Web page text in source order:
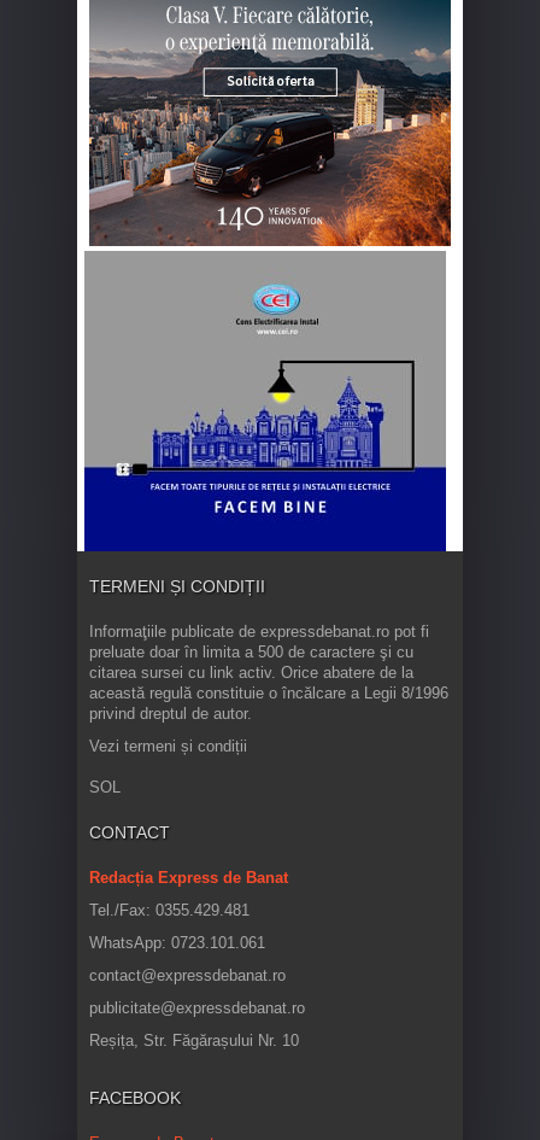
TERMENI ȘI CONDIȚII
Informaţiile publicate de expressdebanat.ro pot fi
preluate doar în limita a 500 de caractere şi cu
citarea sursei cu link activ. Orice abatere de la
această regulă constituie o încălcare a Legii 8/1996
privind dreptul de autor.
Vezi termeni și condiții
SOL
CONTACT
Redacția Express de Banat
Tel./Fax: 0355.429.481
WhatsApp: 0723.101.061
contact@expressdebanat.ro
publicitate@expressdebanat.ro
Reșița, Str. Făgărașului Nr. 10
FACEBOOK